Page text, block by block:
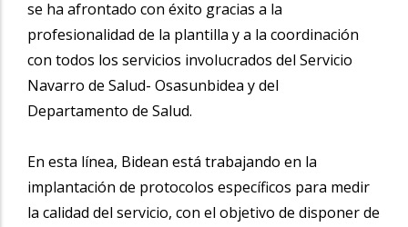
se ha afrontado con éxito gracias a la
profesionalidad de la plantilla y a la coordinación
con todos los servicios involucrados del Servicio
Navarro de Salud- Osasunbidea y del
Departamento de Salud.
En esta línea, Bidean está trabajando en la
implantación de protocolos específicos para medir
la calidad del servicio, con el objetivo de disponer de